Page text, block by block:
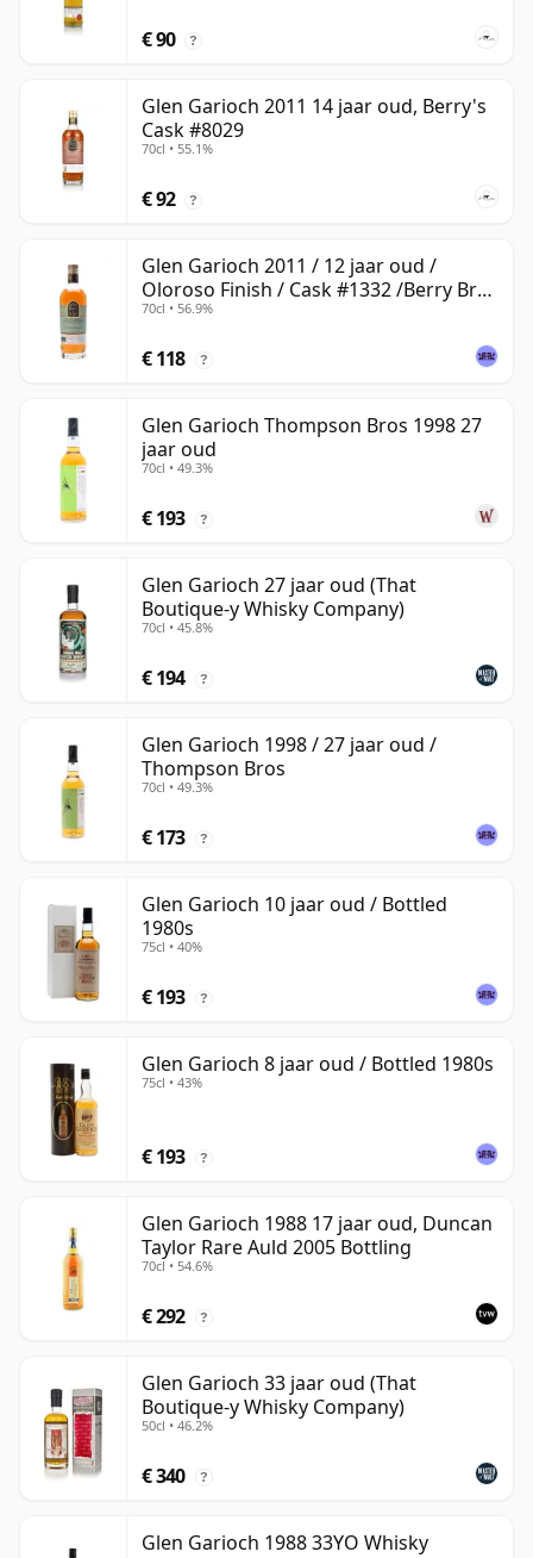
€ 90 ?
Glen Garioch 2011 14 jaar oud, Berry's
Cask #8029
70cl • 55.1%
€ 92 ?
Glen Garioch 2011 / 12 jaar oud /
Oloroso Finish / Cask #1332 /Berry Bros
& Rudd
70cl • 56.9%
€ 118 ?
Glen Garioch Thompson Bros 1998 27
jaar oud
70cl • 49.3%
€ 193 ?
Glen Garioch 27 jaar oud (That
Boutique-y Whisky Company)
70cl • 45.8%
€ 194 ?
Glen Garioch 1998 / 27 jaar oud /
Thompson Bros
70cl • 49.3%
€ 173 ?
Glen Garioch 10 jaar oud / Bottled
1980s
75cl • 40%
€ 193 ?
Glen Garioch 8 jaar oud / Bottled 1980s
75cl • 43%
€ 193 ?
Glen Garioch 1988 17 jaar oud, Duncan
Taylor Rare Auld 2005 Bottling
70cl • 54.6%
€ 292 ?
Glen Garioch 33 jaar oud (That
Boutique-y Whisky Company)
50cl • 46.2%
€ 340 ?
Glen Garioch 1988 33YO Whisky